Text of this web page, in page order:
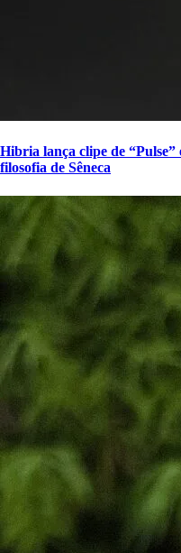
Hibria lança clipe de “Pulse”
filosofia de Sêneca